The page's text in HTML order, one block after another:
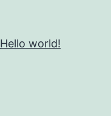
Hello world!